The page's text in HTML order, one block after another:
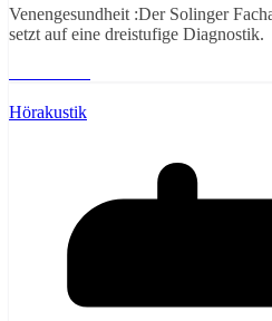
Venengesundheit :Der Solinger
setzt auf eine dreistufige Diagnostik.
Hörakustik